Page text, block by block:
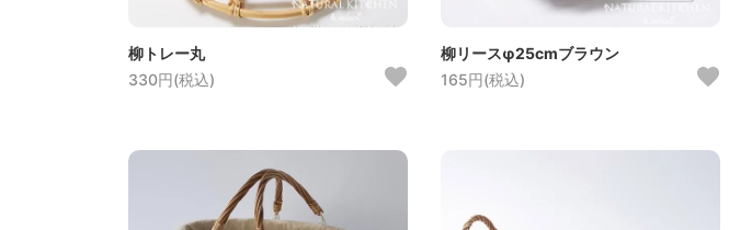
柳トレー丸
330円(税込)
柳リースφ25cmブラウン
165円(税込)